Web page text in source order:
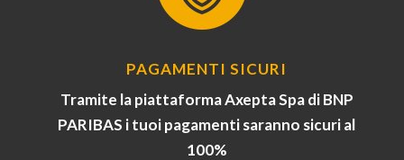
PAGAMENTI SICURI
Tramite la piattaforma Axepta Spa di BNP
PARIBAS i tuoi pagamenti saranno sicuri al
100%